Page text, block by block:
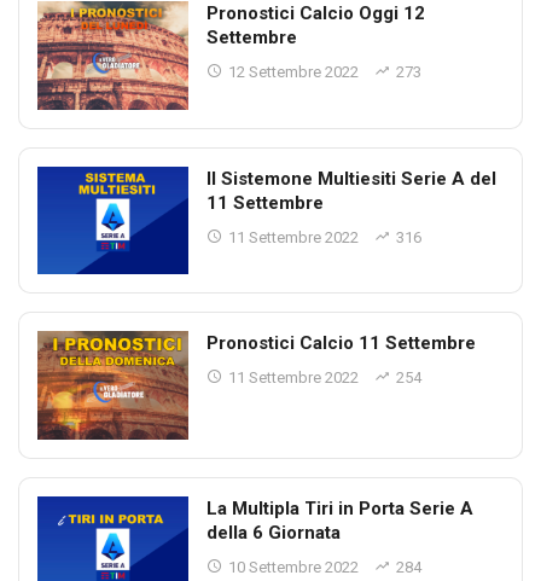
Pronostici Calcio Oggi 12
Settembre
12 Settembre 2022 273
Il Sistemone Multiesiti Serie A del
11 Settembre
11 Settembre 2022 316
Pronostici Calcio 11 Settembre
11 Settembre 2022 254
La Multipla Tiri in Porta Serie A
della 6 Giornata
10 Settembre 2022 284